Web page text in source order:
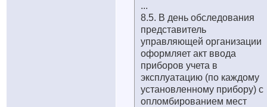
...
8.5. В день обследования
представитель
управляющей организации
оформляет акт ввода
приборов учета в
эксплуатацию (по каждому
установленному прибору) с
опломбированием мест